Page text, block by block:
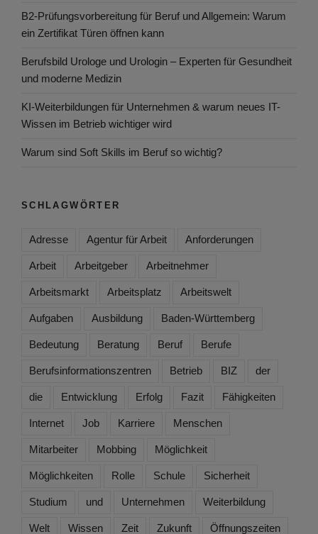
B2-Prüfungsvorbereitung für Beruf und Allgemein: Warum
ein Zertifikat Türen öffnen kann
Berufsbild Urologe und Urologin – Experten für Gesundheit
und moderne Medizin
KI-Weiterbildungen für Unternehmen & warum neues IT-
Wissen im Betrieb wichtiger wird
Warum sind Soft Skills im Beruf so wichtig?
SCHLAGWÖRTER
Adresse Agentur für Arbeit Anforderungen
Arbeit Arbeitgeber Arbeitnehmer
Arbeitsmarkt Arbeitsplatz Arbeitswelt
Aufgaben Ausbildung Baden-Württemberg
Bedeutung Beratung Beruf Berufe
Berufsinformationszentren Betrieb BIZ der
die Entwicklung Erfolg Fazit Fähigkeiten
Internet Job Karriere Menschen
Mitarbeiter Mobbing Möglichkeit
Möglichkeiten Rolle Schule Sicherheit
Studium und Unternehmen Weiterbildung
Welt Wissen Zeit Zukunft Öffnungszeiten